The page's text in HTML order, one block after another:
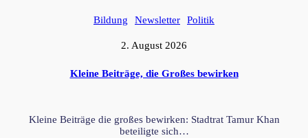
Bildung Newsletter Politik
2. August 2026
Kleine Beiträge, die Großes bewirken
Kleine Beiträge die großes bewirken: Stadtrat Tamur Khan
beteiligte sich…